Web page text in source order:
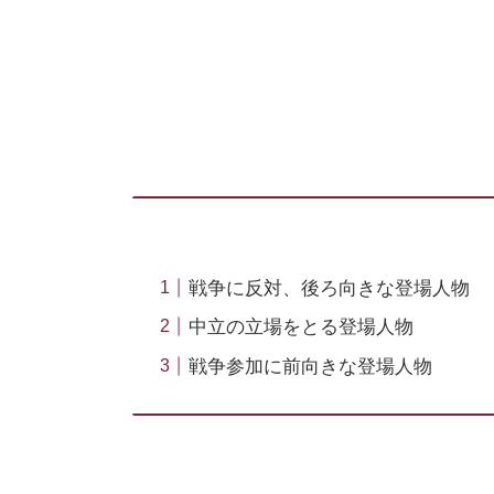
戦争に反対、後ろ向きな登場人物
中立の立場をとる登場人物
戦争参加に前向きな登場人物